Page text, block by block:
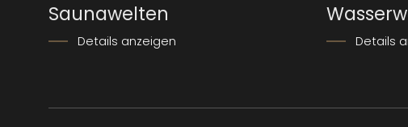
Saunawelten
Details anzeigen Details